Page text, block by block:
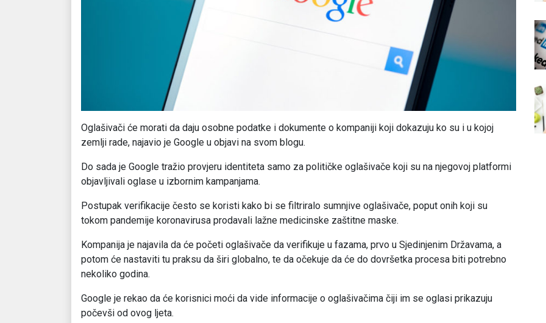
Oglašivači će morati da daju osobne podatke i dokumente o kompaniji koji dokazuju ko su i u kojoj
zemlji rade, najavio je Google u objavi na svom blogu.
Do sada je Google tražio provjeru identiteta samo za političke oglašivače koji su na njegovoj platformi
objavljivali oglase u izbornim kampanjama.
Postupak verifikacije često se koristi kako bi se filtriralo sumnjive oglašivače, poput onih koji su
tokom pandemije koronavirusa prodavali lažne medicinske zaštitne maske.
Kompanija je najavila da će početi oglašivače da verifikuje u fazama, prvo u Sjedinjenim Državama, a
potom će nastaviti tu praksu da širi globalno, te da očekuje da će do dovršetka procesa biti potrebno
nekoliko godina.
Google je rekao da će korisnici moći da vide informacije o oglašivačima čiji im se oglasi prikazuju
počevši od ovog ljeta.